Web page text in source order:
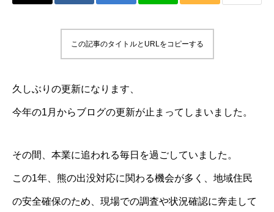
この記事のタイトルとURLをコピーする
久しぶりの更新になります、
今年の1月からブログの更新が止まってしまいました。
その間、本業に追われる毎日を過ごしていました。
この1年、熊の出没対応に関わる機会が多く、地域住民
の安全確保のため、現場での調査や状況確認に奔走して